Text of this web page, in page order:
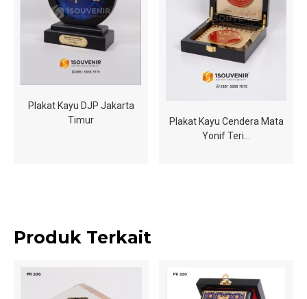
Plakat Kayu DJP Jakarta
Timur
Plakat Kayu Cendera Mata
Yonif Teri…
Produk Terkait